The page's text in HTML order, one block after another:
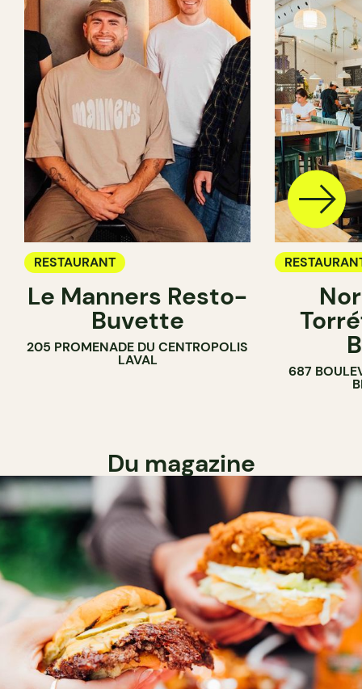
RESTAURANT
Le Manners Resto-
Buvette
205 PROMENADE DU CENTROPOLIS
LAVAL
687
Du magazine